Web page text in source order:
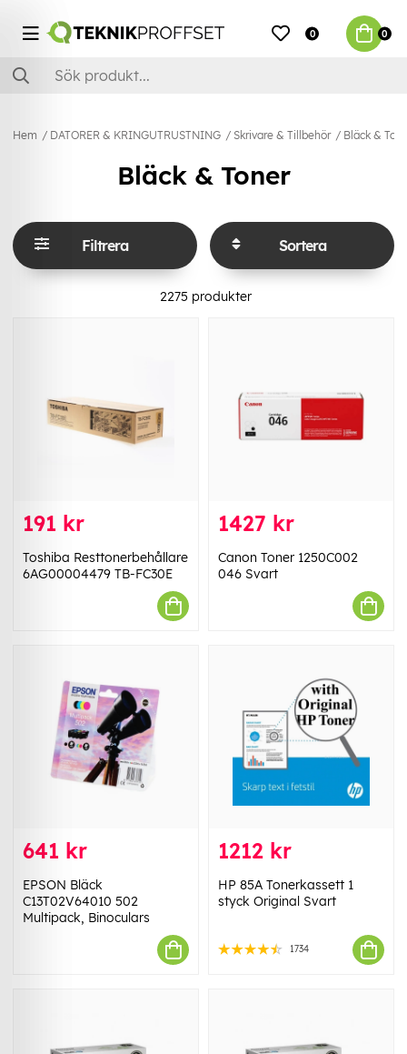
0 0
Hem DATORER & KRINGUTRUSTNING Skrivare & Tillbehör Bläck &
Bläck & Toner
Filtrera Sortera
2275 produkter
191 kr
Toshiba Resttonerbehållare
6AG00004479 TB-FC30E
1427 kr
Canon Toner 1250C002
046 Svart
641 kr
EPSON Bläck
C13T02V64010 502
Multipack, Binoculars
1212 kr
HP 85A Tonerkassett 1
styck Original Svart
1734